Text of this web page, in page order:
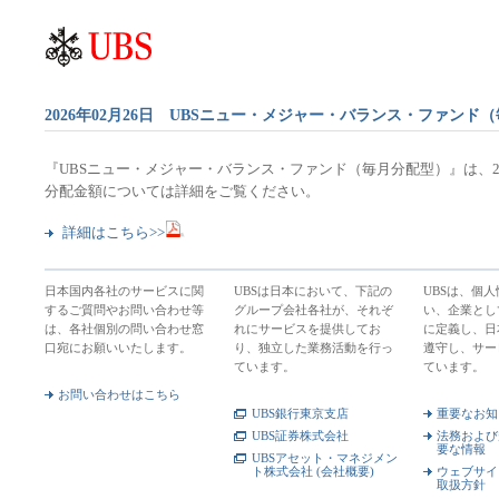
2026年02月26日 UBSニュー・メジャー・バランス・ファンド（
『UBSニュー・メジャー・バランス・ファンド（毎月分配型）』は
分配金額については詳細をご覧ください。
詳細はこちら>>
日本国内各社のサービスに関
するご質問やお問い合わせ等
は、各社個別の問い合わせ窓
口宛にお願いいたします。
お問い合わせはこちら
UBSは日本において、下記の
グループ会社各社が、それぞ
れにサービスを提供してお
り、独立した業務活動を行っ
ています。
UBS銀行東京支店
UBS証券株式会社
UBSアセット・マネジメン
ト株式会社 (会社概要)
UBSは、個
い、企業と
に定義し、
遵守し、サ
ています。
重要なお
法務およ
要な情報
ウェブサ
取扱方針